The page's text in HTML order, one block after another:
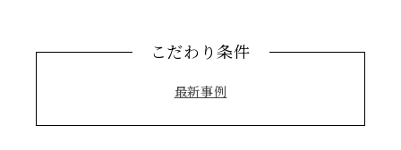
こだわり条件
最新事例